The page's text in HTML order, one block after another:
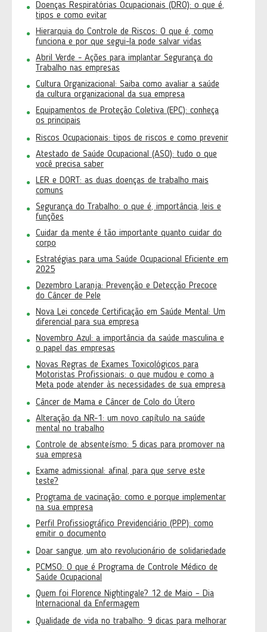
Doenças Respiratórias Ocupacionais (DRO): o que é,
tipos e como evitar
Hierarquia do Controle de Riscos: O que é, como
funciona e por que segui-la pode salvar vidas
Abril Verde - Ações para implantar Segurança do
Trabalho nas empresas
Cultura Organizacional: Saiba como avaliar a saúde
da cultura organizacional da sua empresa
Equipamentos de Proteção Coletiva (EPC): conheça
os principais
Riscos Ocupacionais: tipos de riscos e como prevenir
Atestado de Saúde Ocupacional (ASO): tudo o que
você precisa saber
LER e DORT: as duas doenças de trabalho mais
comuns
Segurança do Trabalho: o que é, importância, leis e
funções
Cuidar da mente é tão importante quanto cuidar do
corpo
Estratégias para uma Saúde Ocupacional Eficiente em
2025
Dezembro Laranja: Prevenção e Detecção Precoce
do Câncer de Pele
Nova Lei concede Certificação em Saúde Mental: Um
diferencial para sua empresa
Novembro Azul: a importância da saúde masculina e
o papel das empresas
Novas Regras de Exames Toxicológicos para
Motoristas Profissionais: o que mudou e como a
Meta pode atender às necessidades de sua empresa
Câncer de Mama e Câncer de Colo do Útero
Alteração da NR-1: um novo capítulo na saúde
mental no trabalho
Controle de absenteísmo: 5 dicas para promover na
sua empresa
Exame admissional: afinal, para que serve este
teste?
Programa de vacinação: como e porque implementar
na sua empresa
Perfil Profissiográfico Previdenciário (PPP): como
emitir o documento
Doar sangue, um ato revolucionário de solidariedade
PCMSO: O que é Programa de Controle Médico de
Saúde Ocupacional
Quem foi Florence Nightingale? 12 de Maio – Dia
Internacional da Enfermagem
Qualidade de vida no trabalho: 9 dicas para melhorar